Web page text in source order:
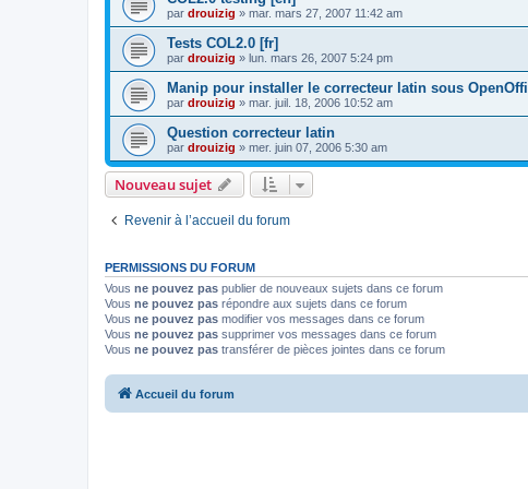
par drouizig » mar. mars 27, 2007 11:42 am
Tests COL2.0 [fr]
par drouizig » lun. mars 26, 2007 5:24 pm
Manip pour installer le correcteur latin sous
par drouizig » mar. juil. 18, 2006 10:52 am
Question correcteur latin
par drouizig » mer. juin 07, 2006 5:30 am
Nouveau sujet
Revenir à l’accueil du forum
PERMISSIONS DU FORUM
Vous ne pouvez pas publier de nouveaux sujets dans ce forum
Vous ne pouvez pas répondre aux sujets dans ce forum
Vous ne pouvez pas modifier vos messages dans ce forum
Vous ne pouvez pas supprimer vos messages dans ce forum
Vous ne pouvez pas transférer de pièces jointes dans ce forum
Accueil du forum